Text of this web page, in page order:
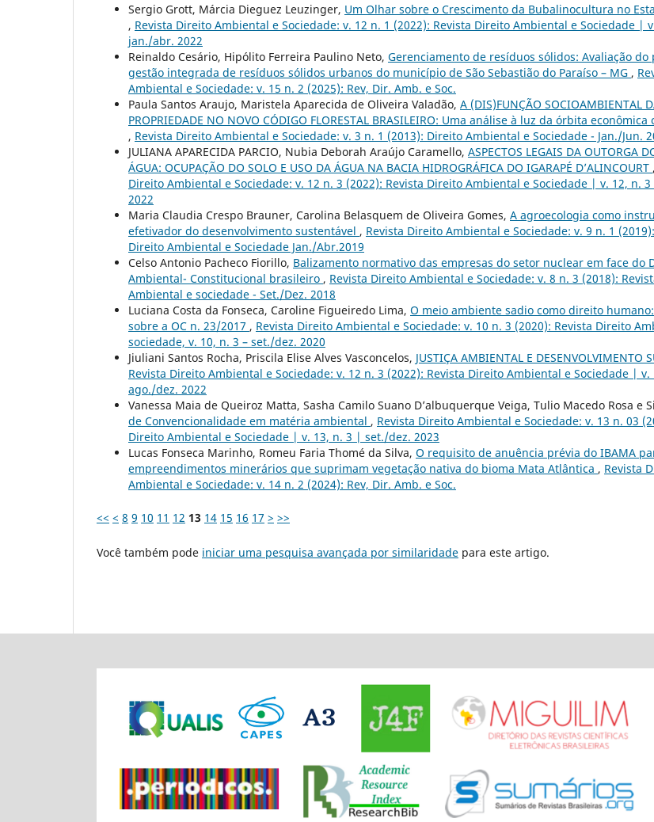
Sergio Grott, Márcia Dieguez Leuzinger, Um Olhar sobre o Crescimento da Bubalinocultura no
, Revista Direito Ambiental e Sociedade: v. 12 n. 1 (2022): Revista Direito Ambiental e Sociedade |
jan./abr. 2022
Reinaldo Cesário, Hipólito Ferreira Paulino Neto, Gerenciamento de resíduos sólidos: Avaliação do
gestão integrada de resíduos sólidos urbanos do município de São Sebastião do Paraíso – MG ,
Ambiental e Sociedade: v. 15 n. 2 (2025): Rev, Dir. Amb. e Soc.
Paula Santos Araujo, Maristela Aparecida de Oliveira Valadão, A (DIS)FUNÇÃO SOCIOAMBIENTAL
PROPRIEDADE NO NOVO CÓDIGO FLORESTAL BRASILEIRO: Uma análise à luz da órbita
, Revista Direito Ambiental e Sociedade: v. 3 n. 1 (2013): Direito Ambiental e Sociedade - Jan./Jun.
JULIANA APARECIDA PARCIO, Nubia Deborah Araújo Caramello, ASPECTOS LEGAIS DA OUTORGA
ÁGUA: OCUPAÇÃO DO SOLO E USO DA ÁGUA NA BACIA HIDROGRÁFICA DO IGARAPÉ D’ALINCOURT ,
Direito Ambiental e Sociedade: v. 12 n. 3 (2022): Revista Direito Ambiental e Sociedade | v. 12, n.
2022
Maria Claudia Crespo Brauner, Carolina Belasquem de Oliveira Gomes, A agroecologia como
efetivador do desenvolvimento sustentável , Revista Direito Ambiental e Sociedade: v. 9 n. 1
Direito Ambiental e Sociedade Jan./Abr.2019
Celso Antonio Pacheco Fiorillo, Balizamento normativo das empresas do setor nuclear em face do
Ambiental- Constitucional brasileiro , Revista Direito Ambiental e Sociedade: v. 8 n. 3 (2018):
Ambiental e sociedade - Set./Dez. 2018
Luciana Costa da Fonseca, Caroline Figueiredo Lima, O meio ambiente sadio como direito
sobre a OC n. 23/2017 , Revista Direito Ambiental e Sociedade: v. 10 n. 3 (2020): Revista Direito
sociedade, v. 10, n. 3 – set./dez. 2020
Jiuliani Santos Rocha, Priscila Elise Alves Vasconcelos, JUSTIÇA AMBIENTAL E DESENVOLVIMENTO
Revista Direito Ambiental e Sociedade: v. 12 n. 3 (2022): Revista Direito Ambiental e Sociedade | v.
ago./dez. 2022
Vanessa Maia de Queiroz Matta, Sasha Camilo Suano D’albuquerque Veiga, Tulio Macedo Rosa e
de Convencionalidade em matéria ambiental , Revista Direito Ambiental e Sociedade: v. 13 n. 03
Direito Ambiental e Sociedade | v. 13, n. 3 | set./dez. 2023
Lucas Fonseca Marinho, Romeu Faria Thomé da Silva, O requisito de anuência prévia do IBAMA
empreendimentos minerários que suprimam vegetação nativa do bioma Mata Atlântica , Revista
Ambiental e Sociedade: v. 14 n. 2 (2024): Rev, Dir. Amb. e Soc.
<< < 8 9 10 11 12 13 14 15 16 17 > >>
Você também pode iniciar uma pesquisa avançada por similaridade para este artigo.